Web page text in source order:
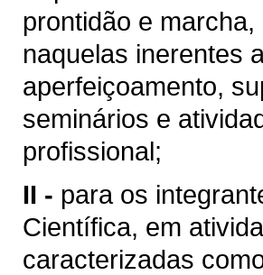
prontidão e
naquelas inerentes
aperfeiçoamento,
seminários e
profissional;
II - para os
Científica, em
caracterizadas